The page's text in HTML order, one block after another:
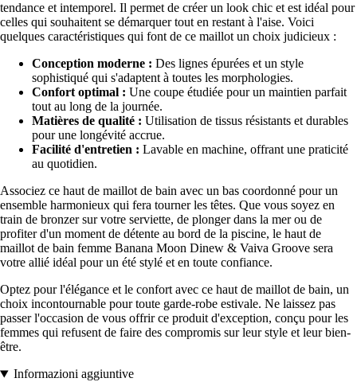
tendance et intemporel. Il permet de créer un look chic et est idéal pour
celles qui souhaitent se démarquer tout en restant à l'aise. Voici
quelques caractéristiques qui font de ce maillot un choix judicieux :
Conception moderne : Des lignes épurées et un style
sophistiqué qui s'adaptent à toutes les morphologies.
Confort optimal : Une coupe étudiée pour un maintien parfait
tout au long de la journée.
Matières de qualité : Utilisation de tissus résistants et durables
pour une longévité accrue.
Facilité d'entretien : Lavable en machine, offrant une praticité
au quotidien.
Associez ce haut de maillot de bain avec un bas coordonné pour un
ensemble harmonieux qui fera tourner les têtes. Que vous soyez en
train de bronzer sur votre serviette, de plonger dans la mer ou de
profiter d'un moment de détente au bord de la piscine, le haut de
maillot de bain femme Banana Moon Dinew & Vaiva Groove sera
votre allié idéal pour un été stylé et en toute confiance.
Optez pour l'élégance et le confort avec ce haut de maillot de bain, un
choix incontournable pour toute garde-robe estivale. Ne laissez pas
passer l'occasion de vous offrir ce produit d'exception, conçu pour les
femmes qui refusent de faire des compromis sur leur style et leur bien-
être.
Informazioni aggiuntive